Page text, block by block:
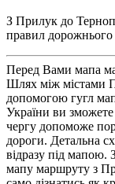
З Прилук до
правил дорожнього
Перед Вами мапа
Шлях між містами
допомогою гугл
України ви
чергу допоможе
дороги. Детальна
відразу під
мапу маршруту з